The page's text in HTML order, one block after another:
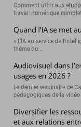
Comment offrir aux
travail numérique
Quand l’IA se met
« L’IA au service de
thème du...
Audiovisuel dans
usages en 2026 ?
Le dernier webinaire de
pédagogiques de la vidéo
Diversifier les
et aux relations